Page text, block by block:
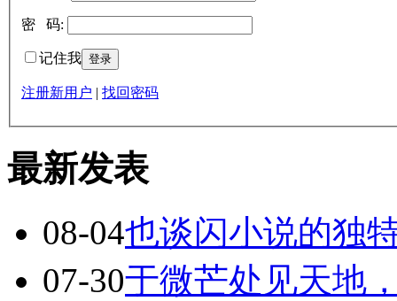
密 码:
记住我
注册新用户 | 找回密码
最新发表
08-04也谈闪小说的独
07-30于微芒处见天地